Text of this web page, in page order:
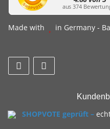
Made with in Germany -
SHOPVOTE geprüft –